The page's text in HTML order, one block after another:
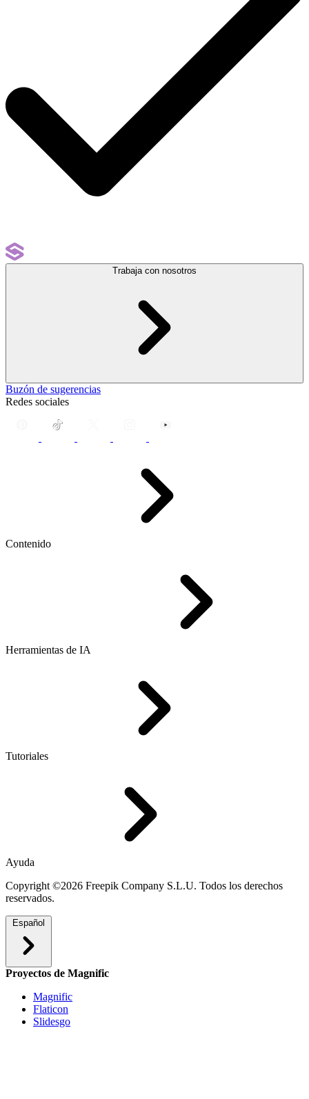
Trabaja con nosotros
Buzón de sugerencias
Redes sociales
Contenido
Herramientas de IA
Tutoriales
Ayuda
Copyright ©2026 Freepik Company S.L.U. Todos los derechos
reservados.
Español
Proyectos de Magnific
Magnific
Flaticon
Slidesgo